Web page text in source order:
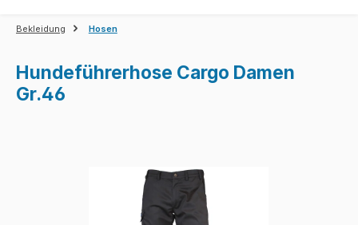
Bekleidung Hosen
Hundeführerhose Cargo Damen
Gr.46
Bildergalerie überspringen